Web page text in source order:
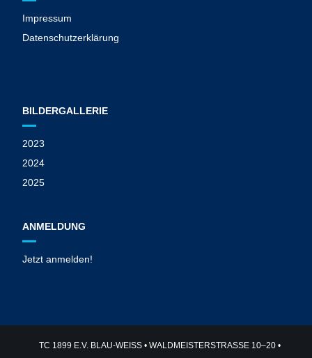
Impressum
Datenschutzerklärung
BILDERGALLERIE
2023
2024
2025
ANMELDUNG
Jetzt anmelden!
TC 1899 E.V. BLAU-WEISS • WALDMEISTERSTRASSE 10–20 •